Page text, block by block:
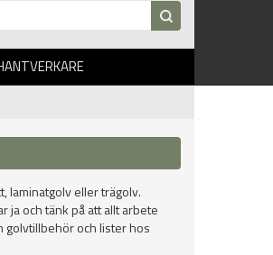
laminatgolv eller trägolv.
ja och tänk på att allt arbete
golvtillbehör och lister hos